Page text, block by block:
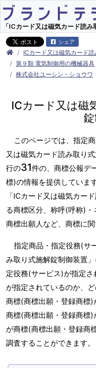
「ICカード又は磁気カード読
シェア
ICカード又は磁気カード
第９類 電気制御用の機械器具
株式会社ユーシン・ショウワ
ICカード又は磁
このページでは、指定
又は磁気カード読み取り
行の31件の、商標公報デ
標)の情報を提供していま
「ICカード又は磁気カー
る商標区分、称呼(呼称)・
商標出願人など、商標に
指定商品・指定役務(サ
み取り式施解錠制御装置
定役務(サービス)が指定
が指定されているのか、
商標(商標出願・登録商標
商標(商標出願・登録商標
が商標(商標出願・登録商
調査することができます。